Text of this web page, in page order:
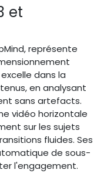
et
représente
dans la
en analysant
sans artefacts.
vidéo horizontale
sur les sujets
fluides. Ses
de sous-
l'engagement.